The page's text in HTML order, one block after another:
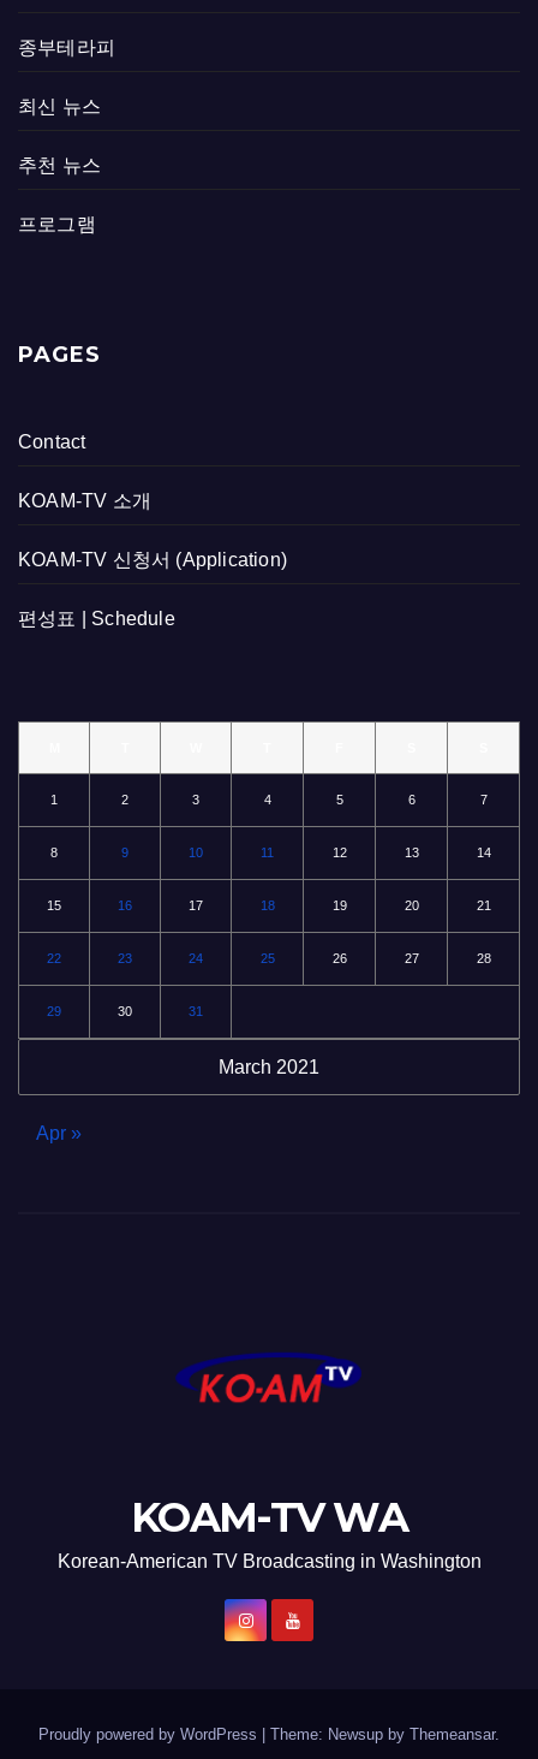
종부테라피
최신 뉴스
추천 뉴스
프로그램
PAGES
Contact
KOAM-TV 소개
KOAM-TV 신청서 (Application)
편성표 | Schedule
March 2021
1 2 3 4 5 6 7
8 9 10 11 12 13 14
15 16 17 18 19 20 21
22 23 24 25 26 27 28
29 30 31
Apr »
KOAM-TV WA
Korean-American TV Broadcasting in Washington
Proudly powered by WordPress | Theme: Newsup by Themeansar.